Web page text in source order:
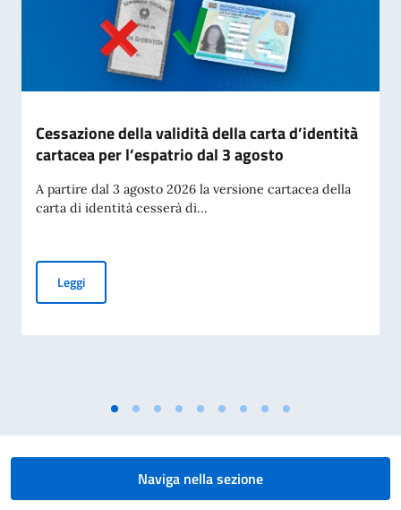
Cessazione della validità della carta d’identità
cartacea per l’espatrio dal 3 agosto
A partire dal 3 agosto 2026 la versione cartacea della
carta di identità cesserà di...
LeggiCessazione della validità della carta d’identità cartacea
Naviga nella sezione